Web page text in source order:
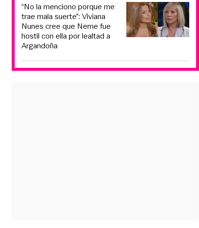
“No la menciono porque me
trae mala suerte”: Viviana
Nunes cree que Neme fue
hostil con ella por lealtad a
Argandoña